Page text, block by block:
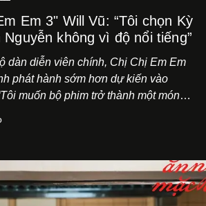
Em 3" Will Vũ: “Tôi chọn Kỳ
không vì độ nổi tiếng”
dàn diễn viên chính, Chị Chị Em Em
phát hành sớm hơn dự kiến vào
muốn bộ phim trở thành một món
Vũ cho biết.